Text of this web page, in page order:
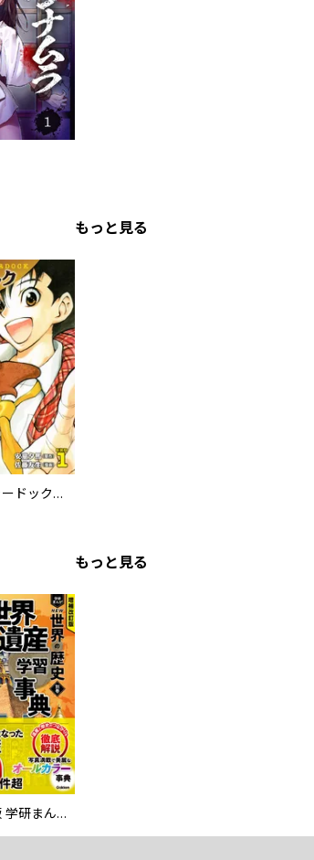
もっと見る
探偵犬シャードック（新装版）
もっと見る
増補改訂版 学研まんが NEW世界の歴史 別巻 世界遺産学習事典